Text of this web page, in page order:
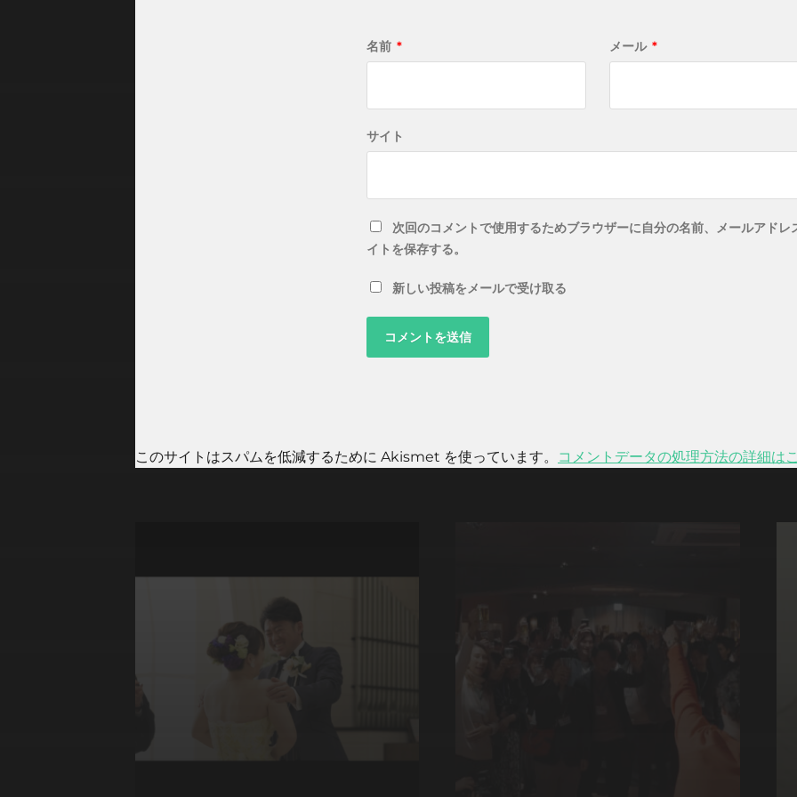
名前 * メール *
サイト
次回のコメントで使用するためブラウザーに自分の名前、メールアドレ
イトを保存する。
新しい投稿をメールで受け取る
このサイトはスパムを低減するために Akismet を使っています。 コメントデータの処理方法の詳細は